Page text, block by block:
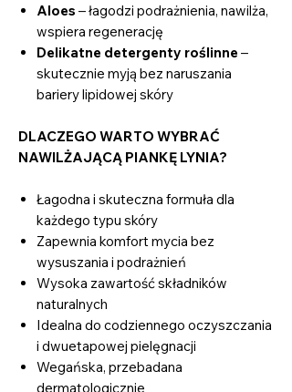
Aloes – łagodzi podrażnienia, nawilża,
wspiera regenerację
Delikatne detergenty roślinne –
skutecznie myją bez naruszania
bariery lipidowej skóry
DLACZEGO WARTO WYBRAĆ
NAWILŻAJĄCĄ PIANKĘ LYNIA?
Łagodna i skuteczna formuła dla
każdego typu skóry
Zapewnia komfort mycia bez
wysuszania i podrażnień
Wysoka zawartość składników
naturalnych
Idealna do codziennego oczyszczania
i dwuetapowej pielęgnacji
Wegańska, przebadana
dermatologicznie